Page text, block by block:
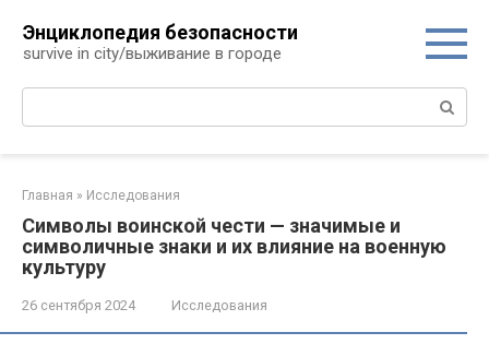
контенту
Энциклопедия безопасности
survive in city/выживание в городе
Поиск:
Главная » Исследования
Символы воинской чести — значимые и
символичные знаки и их влияние на военную
культуру
26 сентября 2024 Исследования